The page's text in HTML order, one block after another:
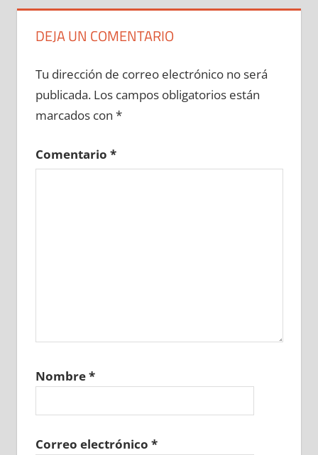
DEJA UN COMENTARIO
Tu dirección de correo electrónico no será
publicada. Los campos obligatorios están
marcados con *
Comentario *
Nombre*
Correo electrónico *